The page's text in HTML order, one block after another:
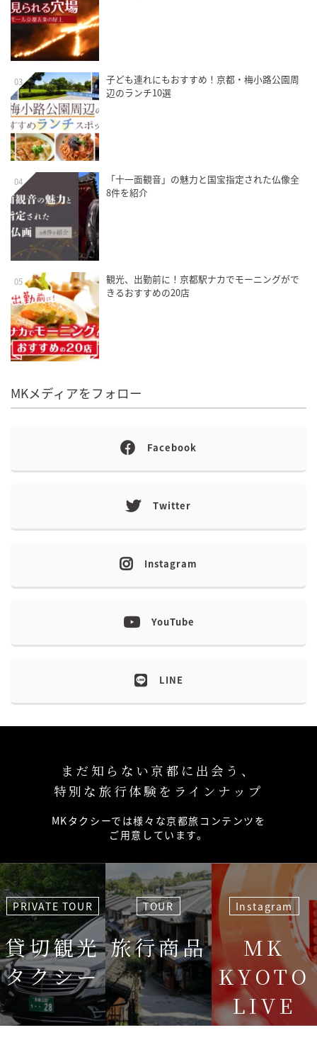
03
子ども連れにもおすすめ！京都・梅小路公園周
辺のランチ10選
04
「十一面観音」の魅力と国宝指定された仏像全
8件を紹介
05
観光、出勤前に！京都駅ナカでモーニングがで
きるおすすめの20店
MKメディアをフォロー
Facebook
Twitter
Instagram
YouTube
LINE
まだ知らない京都に出会う、
特別な旅行体験をラインナップ
MKタクシーでは様々な京都旅コンテンツを
ご用意しています。
PRIVATE TOUR
貸切観光
タクシー
TOUR
旅行商品
Instagram
MK
KYOTO
LIVE